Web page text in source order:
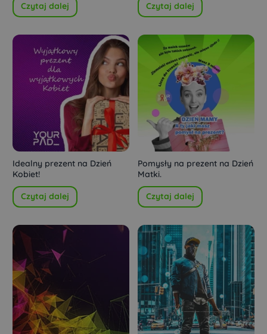
Czytaj dalej Czytaj dalej
Idealny prezent na Dzień
Kobiet!
Czytaj dalej
Pomysły na prezent na Dzień
Matki.
Czytaj dalej